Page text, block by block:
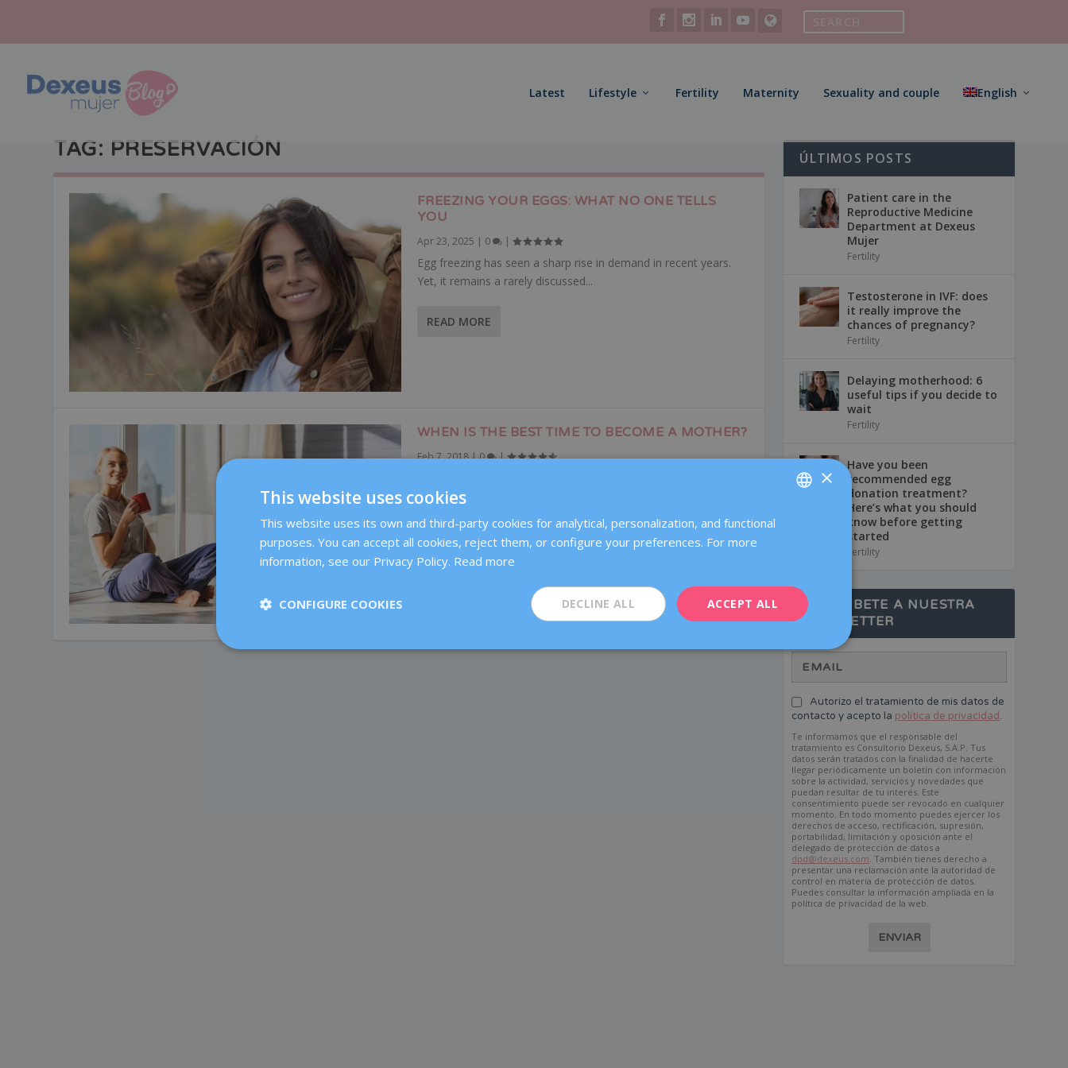
Latest Lifestyle Fertility Maternity Sexuality and couple English
TAG: PRESERVACIÓN
FREEZING YOUR EGGS: WHAT NO ONE TELLS
YOU
Apr 23, 2025 | 0 |
Egg freezing has seen a sharp rise in demand in recent years.
Yet, it remains a rarely discussed...
READ MORE
WHEN IS THE BEST TIME TO BECOME A MOTHER?
Feb 7, 2018|0 |
Eva Longoria did and she has just...
READ MORE
ÚLTIMOS POSTS
Patient care in the
Reproductive Medicine
Department at Dexeus
Mujer
Fertility
Testosterone in IVF: does
it really improve the
chances of pregnancy?
Fertility
Delaying motherhood: 6
useful tips if you decide to
wait
Fertility
Have you been
recommended egg
donation treatment?
Here’s what you should
know before getting
started
Fertility
SUSCRÍBETE A NUESTRA
NEWSLETTER
Autorizo el tratamiento de mis datos de
contacto y acepto la política de privacidad.
Te informamos que el responsable del
tratamiento es Consultorio Dexeus, S.A.P. Tus
datos serán tratados con la finalidad de hacerte
llegar periódicamente un boletín con información
sobre la actividad, servicios y novedades que
puedan resultar de tu interés. Este
consentimiento puede ser revocado en cualquier
momento. En todo momento puedes ejercer los
derechos de acceso, rectificación, supresión,
portabilidad, limitación y oposición ante el
delegado de protección de datos a
dpd@dexeus.com . También tienes derecho a
presentar una reclamación ante la autoridad de
control en materia de protección de datos.
Puedes consultar la información ampliada en la
política de privacidad de la web.
ENVIAR
FRENCH
ITALIANO
ESPAÑOL
×
This website uses cookies
This website uses its own and third-party cookies for analytical, personalization, and functional
purposes. You can accept all cookies, reject them, or configure your preferences. For more
information, see our Privacy Policy. Read more
ACCEPT ALL
DECLINE ALL
CONFIGURE COOKIES